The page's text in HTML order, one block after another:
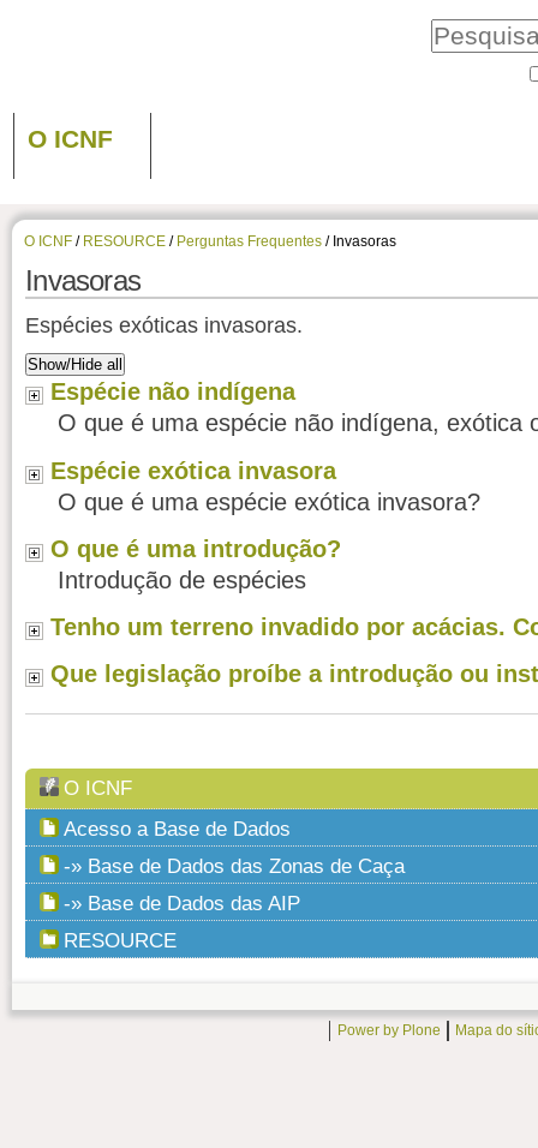
O ICNF
O ICNF / RESOURCE / Perguntas Frequentes / Invasoras
Invasoras
Espécies exóticas invasoras.
Show/Hide all
Espécie não indígena
O que é uma espécie não indígena, exótica
Espécie exótica invasora
O que é uma espécie exótica invasora?
O que é uma introdução?
Introdução de espécies
Tenho um terreno invadido por acácias.
Que legislação proíbe a introdução ou
O ICNF
Acesso a Base de Dados
-» Base de Dados das Zonas de Caça
-» Base de Dados das AIP
RESOURCE
Power by Plone Mapa do